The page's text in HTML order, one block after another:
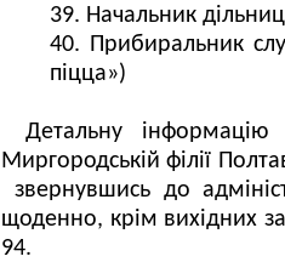
Начальник
Прибиральник
піцца»)
Детальну
Миргородській філії
звернувшись до
щоденно, крім вихідних
94.